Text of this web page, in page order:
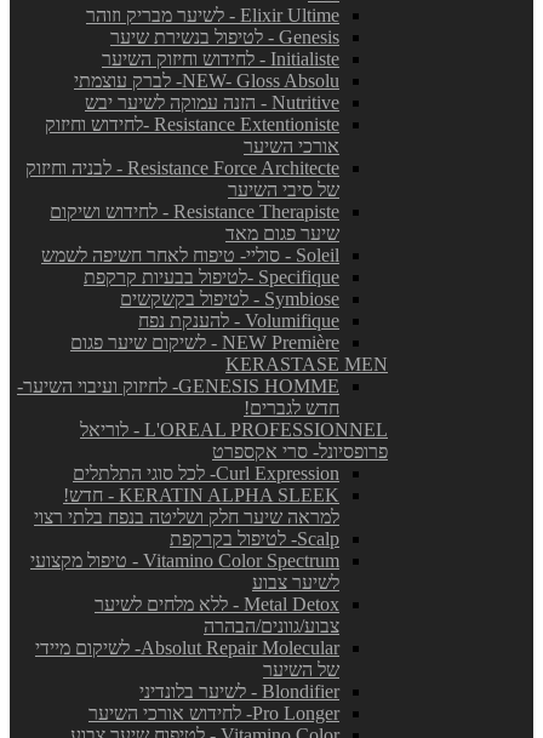
Elixir Ultime - לשיער מבריק וזוהר
Genesis - לטיפול בנשירת שיער
Initialiste - לחידוש וחיזוק השיער
NEW- Gloss Absolu- לברק עוצמתי
Nutritive - הזנה עמוקה לשיער יבש
Resistance Extentioniste -לחידוש וחיזוק
אורכי השיער
Resistance Force Architecte - לבניה וחיזוק
של סיבי השיער
Resistance Therapiste - לחידוש ושיקום
שיער פגום מאד
Soleil - סוליי- טיפוח לאחר חשיפה לשמש
Specifique -לטיפול בבעיות קרקפת
Symbiose - לטיפול בקשקשים
Volumifique - להענקת נפח
NEW Première - לשיקום שיער פגום
KERASTASE MEN
GENESIS HOMME- לחיזוק ועיבוי השיער-
חדש לגברים!
L'OREAL PROFESSIONNEL - לוריאל
פרופסיונל- סרי אקספרט
Curl Expression- לכל סוגי התלתלים
KERATIN ALPHA SLEEK - חדש!
למראה שיער חלק ושליטה בנפח בלתי רצוי
Scalp- לטיפול בקרקפת
Vitamino Color Spectrum - טיפול מקצועי
לשיער צבוע
Metal Detox - ללא מלחים לשיער
צבוע/גוונים/הבהרה
Absolut Repair Molecular- לשיקום מיידי
של השיער
Blondifier - לשיער בלונדיני
Pro Longer- לחידוש אורכי השיער